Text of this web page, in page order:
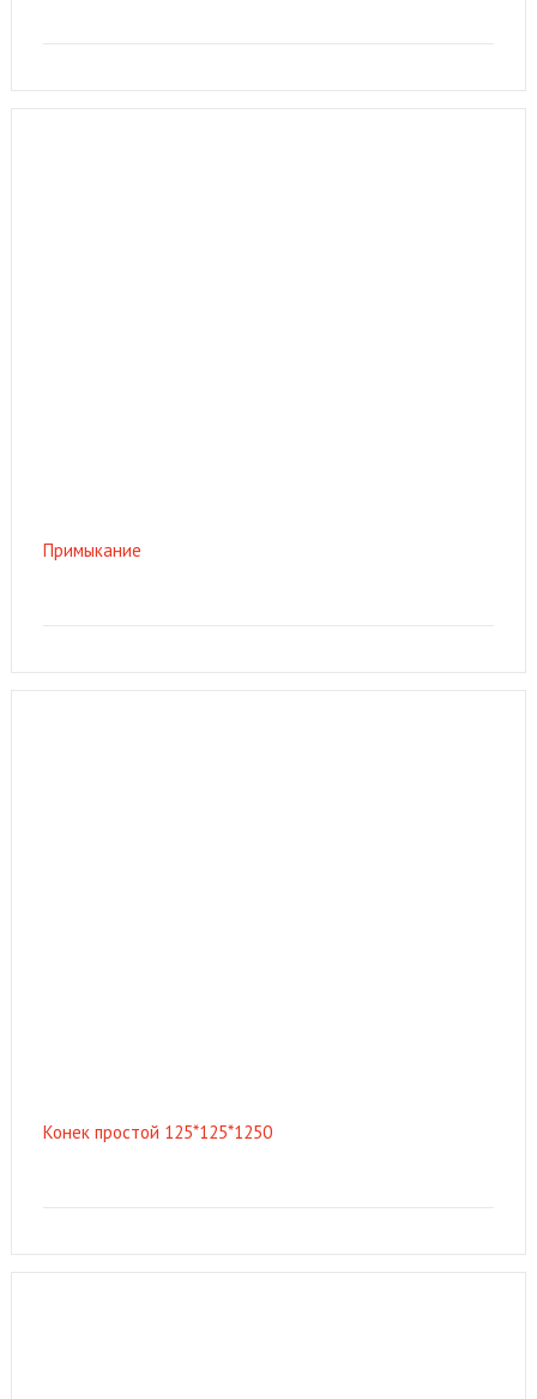
Примыкание
Конек простой 125*125*1250